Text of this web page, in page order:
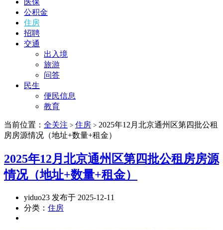
医保
公积金
住房
招聘
交通
出入境
旅游
问答
民生
便民信息
教育
当前位置： 全关注 > 住房 > 2025年12月北京通州区第四批公租
房房源情况（地址+数量+租金）
2025年12月北京通州区第四批公租房房源
情况（地址+数量+租金）
yiduo23 发布于 2025-12-11
分类： 住房